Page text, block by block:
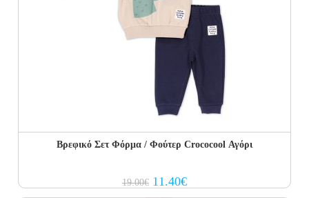
Βρεφικό Σετ Φόρμα / Φούτερ Crococool Αγόρι
19.00€ Original
price
11.40€Current
price